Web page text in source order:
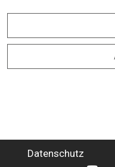
Datenschutz